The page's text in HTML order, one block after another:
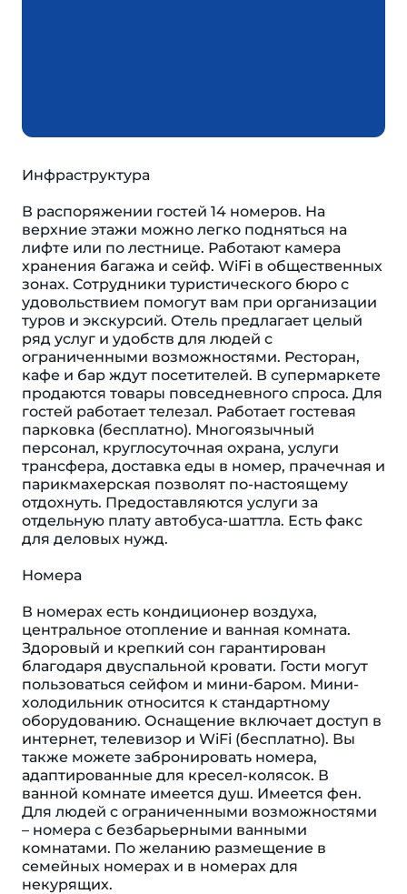
Инфраструктура
В распоряжении гостей 14 номеров. На
верхние этажи можно легко подняться на
лифте или по лестнице. Работают камера
хранения багажа и сейф. WiFi в общественных
зонах. Сотрудники туристического бюро с
удовольствием помогут вам при организации
туров и экскурсий. Отель предлагает целый
ряд услуг и удобств для людей с
ограниченными возможностями. Ресторан,
кафе и бар ждут посетителей. В супермаркете
продаются товары повседневного спроса. Для
гостей работает телезал. Работает гостевая
парковка (бесплатно). Многоязычный
персонал, круглосуточная охрана, услуги
трансфера, доставка еды в номер, прачечная и
парикмахерская позволят по-настоящему
отдохнуть. Предоставляются услуги за
отдельную плату автобуса-шаттла. Есть факс
для деловых нужд.
Номера
В номерах есть кондиционер воздуха,
центральное отопление и ванная комната.
Здоровый и крепкий сон гарантирован
благодаря двуспальной кровати. Гости могут
пользоваться сейфом и мини-баром. Мини-
холодильник относится к стандартному
оборудованию. Оснащение включает доступ в
интернет, телевизор и WiFi (бесплатно). Вы
также можете забронировать номера,
адаптированные для кресел-колясок. В
ванной комнате имеется душ. Имеется фен.
Для людей с ограниченными возможностями
– номера с безбарьерными ванными
комнатами. По желанию размещение в
семейных номерах и в номерах для
некурящих.